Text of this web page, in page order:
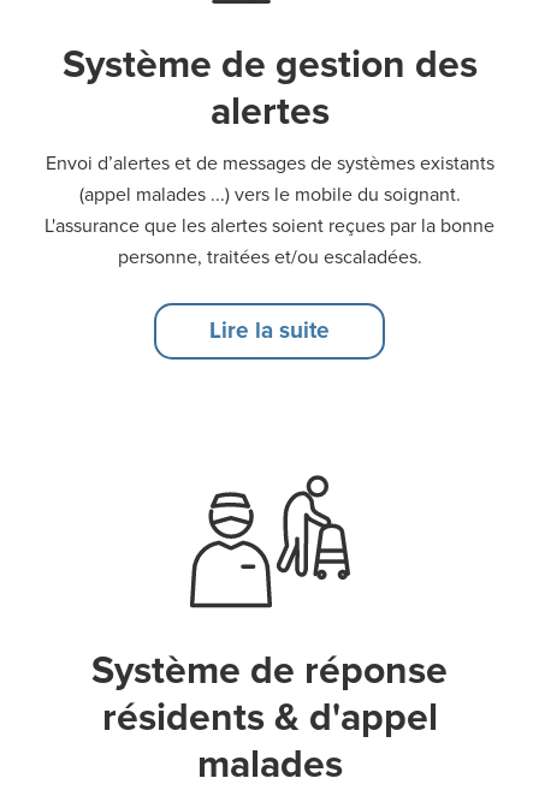
Système de gestion des
alertes
Envoi d’alertes et de messages de systèmes existants
(appel malades ...) vers le mobile du soignant.
L'assurance que les alertes soient reçues par la bonne
personne, traitées et/ou escaladées.
Lire la suite
Système de réponse
résidents & d'appel
malades